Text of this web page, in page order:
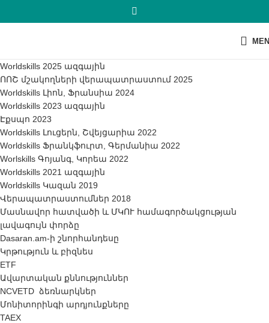
Worldskills 2025 ազգային
ՈՈՇ մշակողների վերապատրաստում 2025
Worldskills Լիոն, Ֆրանսիա 2024
Worldskills 2023 ազգային
Էքսպո 2023
Worldskills Լուցերն, Շվեյցարիա 2022
Worldskills Ֆրանկֆուրտ, Գերմանիա 2022
Worlskills Գոյանգ, Կորեա 2022
Worldskills 2021 ազգային
Worldskills Կազան 2019
Վերապատրաստումներ 2018
Մասնավոր հատվածի և ՄԿՈՒ համագործակցության
լավագույն փորձը
Dasaran.am-ի շնորհանդեսը
Կրթություն և բիզնես
ETF
Ավարտական ​​քննություններ
NCVETD ձեռնարկներ
Մոնիտորինգի արդյունքները
TAEX